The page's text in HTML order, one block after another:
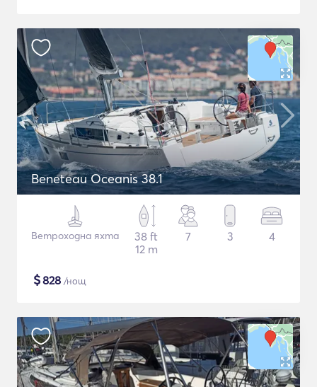
Beneteau Oceanis 38.1
Ветроходна яхта
38 ft
12 m
7 3 4
$828 /нощ